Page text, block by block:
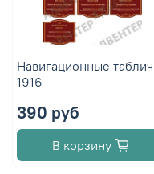
Навигационные
1916
390 руб
В корзину